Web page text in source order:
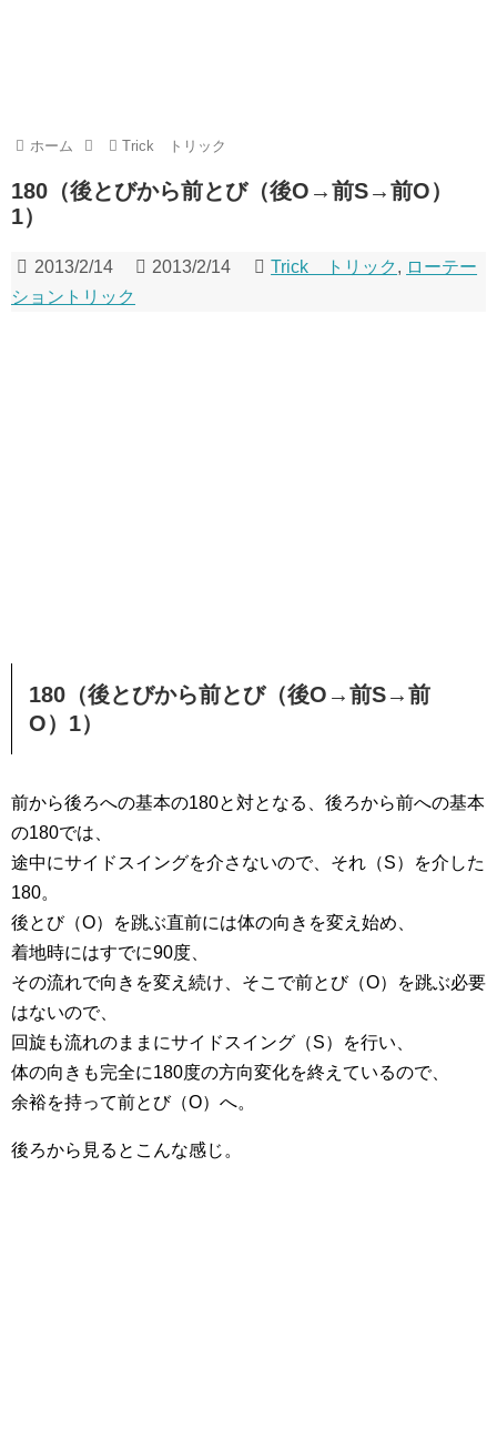
ホーム Trick トリック
180（後とびから前とび（後O→前S→前O）
1）
2013/2/14 2013/2/14 Trick トリック , ローテー
ショントリック
180（後とびから前とび（後O→前S→前
O）1）
前から後ろへの基本の180と対となる、後ろから前への基本
の180では、
途中にサイドスイングを介さないので、それ（S）を介した
180。
後とび（O）を跳ぶ直前には体の向きを変え始め、
着地時にはすでに90度、
その流れで向きを変え続け、そこで前とび（O）を跳ぶ必要
はないので、
回旋も流れのままにサイドスイング（S）を行い、
体の向きも完全に180度の方向変化を終えているので、
余裕を持って前とび（O）へ。
後ろから見るとこんな感じ。